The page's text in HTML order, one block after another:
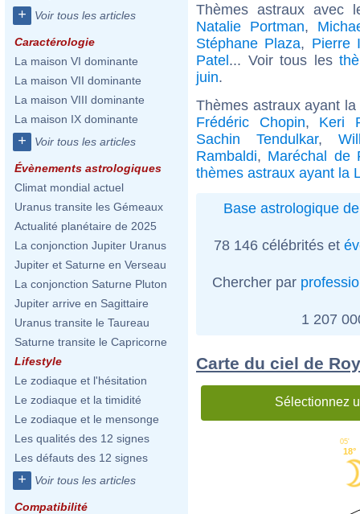
+ Voir tous les articles
Caractérologie
La maison VI dominante
La maison VII dominante
La maison VIII dominante
La maison IX dominante
+ Voir tous les articles
Évènements astrologiques
Climat mondial actuel
Uranus transite les Gémeaux
Actualité planétaire de 2025
La conjonction Jupiter Uranus
Jupiter et Saturne en Verseau
La conjonction Saturne Pluton
Jupiter arrive en Sagittaire
Uranus transite le Taureau
Saturne transite le Capricorne
Lifestyle
Le zodiaque et l'hésitation
Le zodiaque et la timidité
Le zodiaque et le mensonge
Les qualités des 12 signes
Les défauts des 12 signes
+ Voir tous les articles
Compatibilité
Thèmes astraux avec
Natalie Portman,
Stéphane Plaza, Pierre
Patel... Voir tous les
juin.
Thèmes astraux ayant
Frédéric Chopin, Keri
Sachin Tendulkar,
Rambaldi, Maréchal de
thèmes astraux ayant la
Base astrologique
78 146 célébrités et
Chercher par
1 207
Carte du ciel de
Sélectionnez
18°
05'